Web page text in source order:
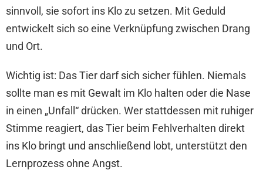
sinnvoll, sie sofort ins Klo zu setzen. Mit Geduld
entwickelt sich so eine Verknüpfung zwischen Drang
und Ort.
Wichtig ist: Das Tier darf sich sicher fühlen. Niemals
sollte man es mit Gewalt im Klo halten oder die Nase
in einen „Unfall“ drücken. Wer stattdessen mit ruhiger
Stimme reagiert, das Tier beim Fehlverhalten direkt
ins Klo bringt und anschließend lobt, unterstützt den
Lernprozess ohne Angst.